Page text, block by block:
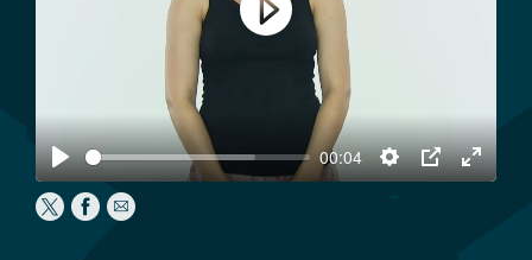
Play
00:04
Settings
PIP
Enter
Play